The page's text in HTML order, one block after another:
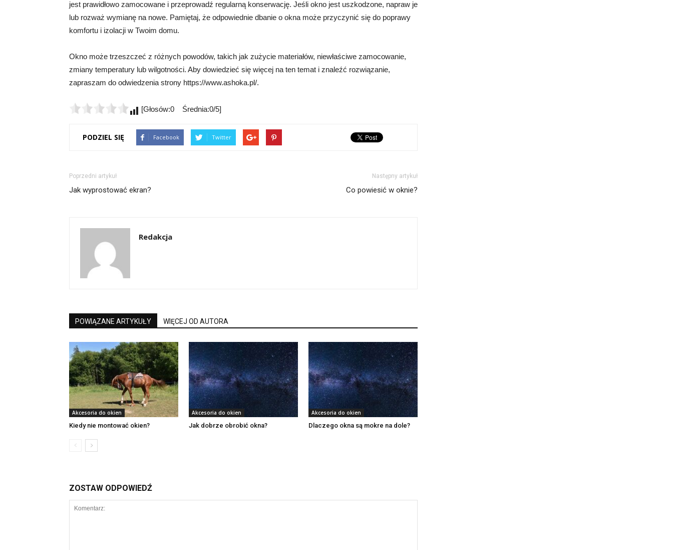
jest prawidłowo zamocowane i przeprowadź regularną konserwację. Jeśli okno jest uszkodzone, napraw je
lub rozważ wymianę na nowe. Pamiętaj, że odpowiednie dbanie o okna może przyczynić się do poprawy
komfortu i izolacji w Twoim domu.
Okno może trzeszczeć z różnych powodów, takich jak zużycie materiałów, niewłaściwe zamocowanie,
zmiany temperatury lub wilgotności. Aby dowiedzieć się więcej na ten temat i znaleźć rozwiązanie,
zapraszam do odwiedzenia strony https://www.ashoka.pl/.
[Głosów:0 Średnia:0/5]
PODZIEL SIĘ Facebook Twitter
Poprzedni artykuł
Jak wyprostować ekran?
Następny artykuł
Co powiesić w oknie?
Redakcja
POWIĄZANE ARTYKUŁY WIĘCEJ OD AUTORA
Akcesoria do okien
Kiedy nie montować okien?
Akcesoria do okien
Jak dobrze obrobić okna?
Akcesoria do okien
Dlaczego okna są mokre na dole?
ZOSTAW ODPOWIEDŹ